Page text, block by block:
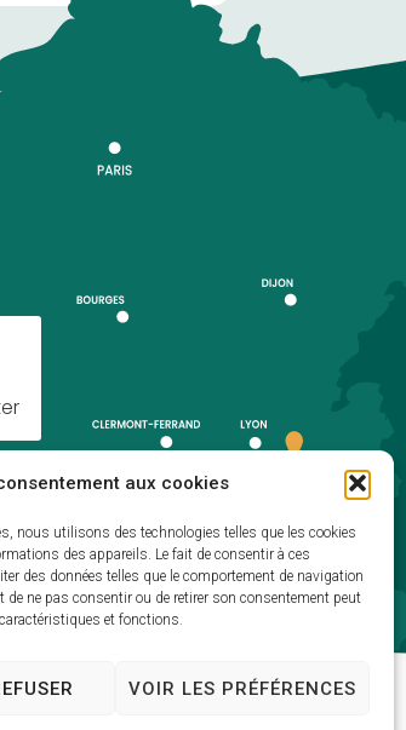
aux cookies
nous utilisons des technologies telles que les cookies
des appareils. Le fait de consentir à ces
des données telles que le comportement de navigation
ne pas consentir ou de retirer son consentement peut
et fonctions.
VOIR LES PRÉFÉRENCES
de données personnelles